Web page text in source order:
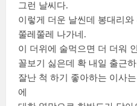
그런 날씨다.
이렇게 더운 날씬데 봉대리
쭐레쭐레 나가네.
이 더위에 술먹으면 더 더워
꼴보기 싫은데 확 내일 출근
잘난 척 하기 좋아하는 이사
에